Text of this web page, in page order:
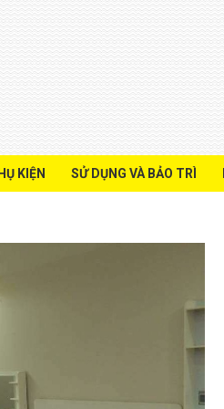
KIỆN SỬ DỤNG VÀ BẢO TRÌ